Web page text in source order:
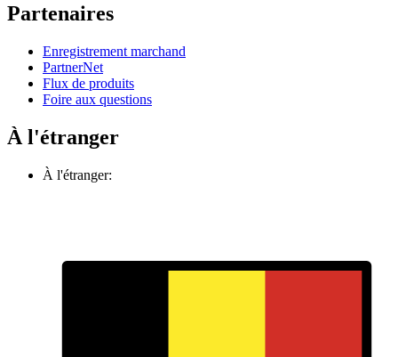
Partenaires
Enregistrement marchand
PartnerNet
Flux de produits
Foire aux questions
À l'étranger
À l'étranger: